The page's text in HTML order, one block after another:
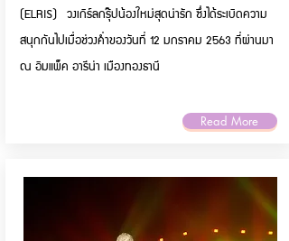
(ELRIS) วงเกิร์ลกรุ๊ปน้องใหม่สุดน่ารัก ซึ่งได้ระเบิดความ
สนุกกันไปเมื่อช่วงค่ำของวันที่ 12 มกราคม 2563 ที่ผ่านมา
ณ อิมแพ็ค อารีน่า เมืองทองธานี
Read More